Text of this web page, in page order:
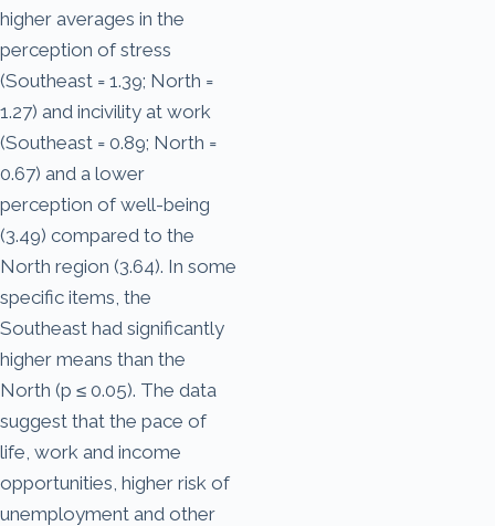
higher averages in the
perception of stress
(Southeast = 1.39; North =
1.27) and incivility at work
(Southeast = 0.89; North =
0.67) and a lower
perception of well-being
(3.49) compared to the
North region (3.64). In some
specific items, the
Southeast had significantly
higher means than the
North (p ≤ 0.05). The data
suggest that the pace of
life, work and income
opportunities, higher risk of
unemployment and other